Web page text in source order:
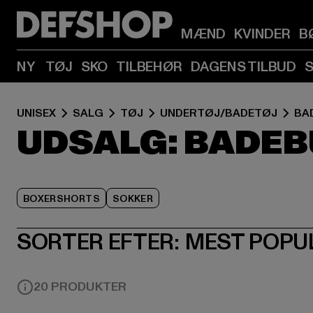
MÆND KVINDER
NY TØJ SKO TILBEHØR DAGENS TILBUD
UNISEX SALG TØJ UNDERTØJ/BADETØJ
UDSALG:
BOXERSHORTS SOKKER
SORTER EFTER: MEST
20 PRODUKTER